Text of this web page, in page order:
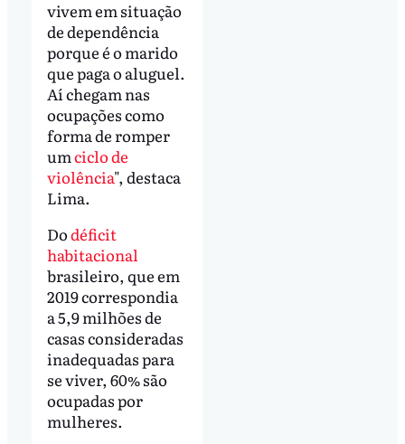
vivem em situação
de dependência
porque é o marido
que paga o aluguel.
Aí chegam nas
ocupações como
forma de romper
umciclo de
violência", destaca
Lima.
Dodéficit
habitacional
brasileiro, que em
2019 correspondia
a 5,9 milhões de
casas consideradas
inadequadas para
se viver, 60% são
ocupadas por
mulheres.